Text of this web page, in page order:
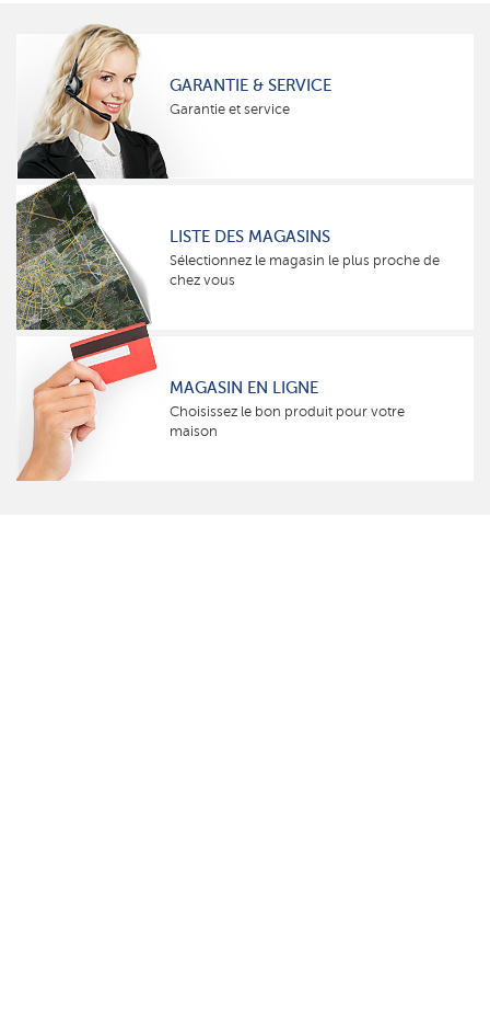
GARANTIE & SERVICE
Garantie et service
LISTE DES MAGASINS
Sélectionnez le magasin le plus proche de
chez vous
MAGASIN EN LIGNE
Choisissez le bon produit pour votre
maison